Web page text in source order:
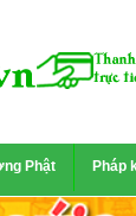
Phật Pháp